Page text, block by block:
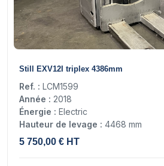
Still EXV12I triplex 4386mm
Ref. : LCM1599
Année : 2018
Énergie : Electric
Hauteur de levage : 4468 mm
5 750,00 € HT